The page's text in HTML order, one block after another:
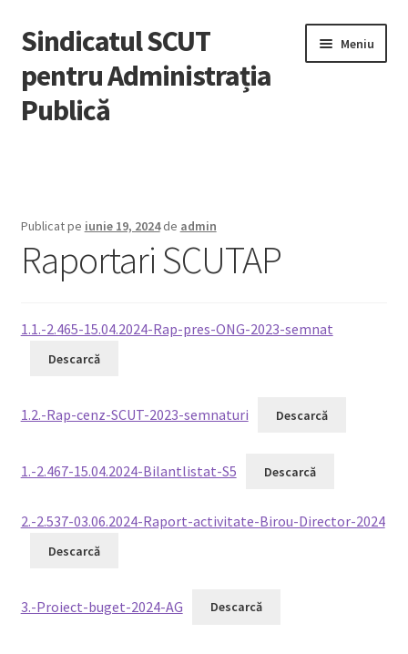
Sari
la
navigare
Sari
la
conținut
Sindicatul SCUT
pentru Administrația
Publică
Meniu
Adeziuni
Publicat pe iunie 19, 2024 de admin
Raportari SCUTAP
1.1.-2.465-15.04.2024-Rap-pres-ONG-2023-semnat
Descarcă
1.2.-Rap-cenz-SCUT-2023-semnaturi Descarcă
1.-2.467-15.04.2024-Bilantlistat-S5 Descarcă
2.-2.537-03.06.2024-Raport-activitate-Birou-Director-2024
Descarcă
3.-Proiect-buget-2024-AG Descarcă